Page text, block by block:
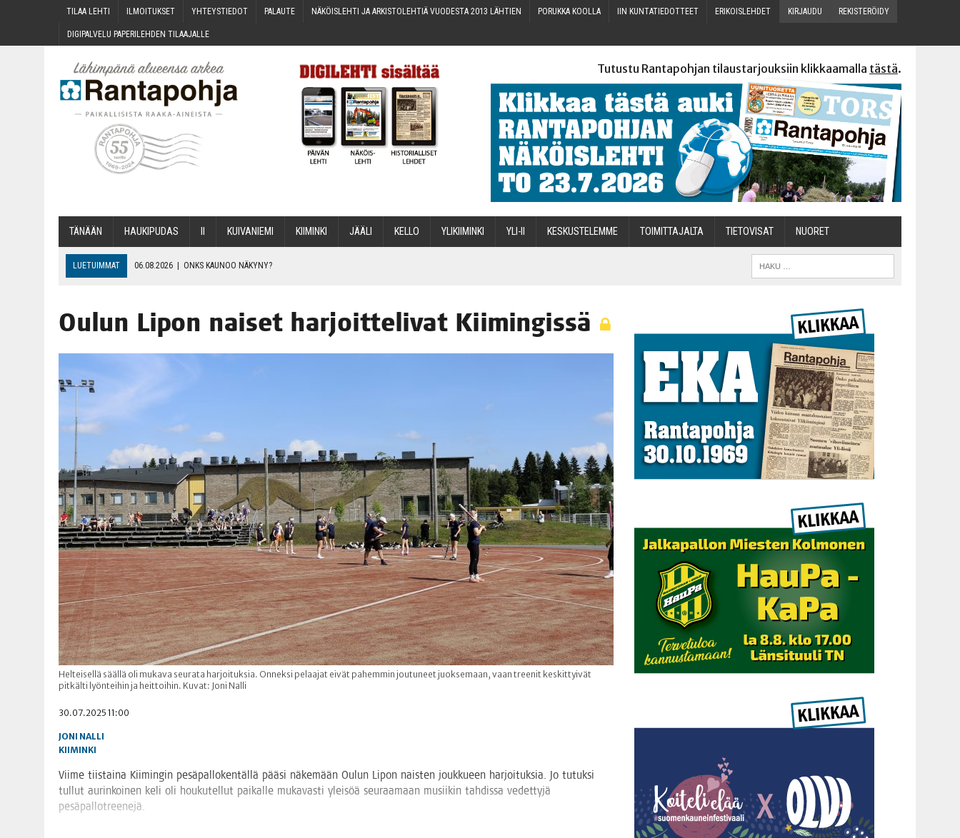
TILAA LEH­TI ILMOI­TUK­SET YHTEYS­TIE­DOT PALAU­TE NÄKÖIS­LEH­TI JA ARKIS­TO­LEH­TIÄ VUO­DES­TA 2013 LÄHTIEN PORUK­KA KOOLLA IIN KUN­TA­TIE­DOT­TEET ERI­KOIS­LEH­DET KIR­JAU­DU REKIS­TE­RÖI­DY
DIGI­PAL­VE­LU PAPE­RI­LEH­DEN TILAAJALLE
Tutustu Rantapohjan tilaustarjouksiin klikkaamalla tästä.
TÄNÄÄN HAU­KI­PU­DAS KUI­VA­NIE­MI KII­MIN­KI JÄÄ­LI KEL­LO YLI­KII­MIN­KI YLI-II KES­KUS­TE­LEM­ME TOI­MIT­TA­JAL­TA TIETOVISAT NUO­RET
LUETUIMMAT 06.08.2026 | ONKS KAU­NOO NÄKYNY?
06.08.2026 OPIN­TOI­HIN KAN­SA­LAIS­OPIS­TOS­SA VOI SAA­DA AVUSTUSTA
TOI­VEI­DEN KOTI IISTÄ!
Oulun Lipon nai­set har­joit­te­li­vat Kiimingissä
Helteisellä säällä oli mukava seurata harjoituksia. Onneksi pelaajat eivät pahemmin joutuneet juoksemaan, vaan treenit keskittyivät
pitkälti lyönteihin ja heittoihin. Kuvat: Joni Nalli
30.07.2025 11:00
JONI NALLI
KIIMINKI
Vii­me tiis­tai­na Kii­min­gin pesä­pal­lo­ken­täl­lä pää­si näke­mään Oulun Lipon nais­ten jouk­ku­een har­joi­tuk­sia. Jo tutuk­si
tul­lut aurin­koi­nen keli oli hou­ku­tel­lut pai­kal­le muka­vas­ti ylei­söä seu­raa­maan musii­kin tah­dis­sa vedet­ty­jä
pesäpallotreenejä.